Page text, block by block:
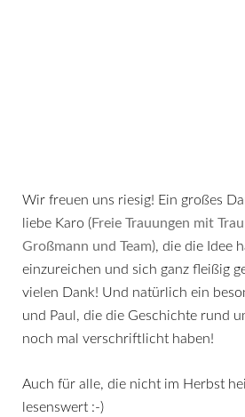
Wir freuen uns riesig! Ein großes
liebe Karo ( Freie Trauungen mit
Großmann und Team), die die Idee
einzureichen und sich ganz fleißig
vielen Dank! Und natürlich ein
und Paul, die die Geschichte rund
noch mal verschriftlicht haben!
Auch für alle, die nicht im Herbst
lesenswert :-)